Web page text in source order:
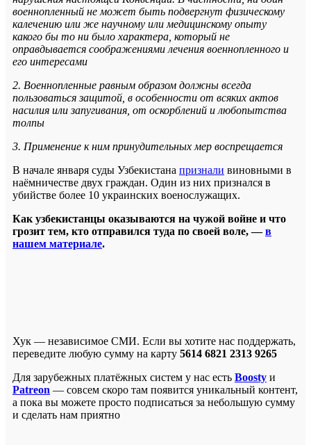
военнопленный не может быть подвергнут физическому
калечению или же научному или медицинскому опыту
какого бы то ни было характера, который не
оправдывается соображениями лечения военнопленного и
его интересами
2. Военнопленные равным образом должны всегда
пользоваться защитой, в особенности от всяких актов
насилия или запугивания, от оскорблений и любопытства
толпы
3. Применение к ним принудительных мер воспрещается
В начале января суды Узбекистана признали виновными в
наёмничестве двух граждан. Один из них признался в
убийстве более 10 украинских военослужащих.
Как узбекистанцы оказываются на чужой войне и что
грозит тем, кто отправился туда по своей воле, —в
нашем материале.
Хук — независимое СМИ. Если вы хотите нас поддержать,
переведите любую сумму на карту 5614 6821 2313 9265
Для зарубежных платёжных систем у нас есть Boosty и
Patreon — совсем скоро там появится уникальный контент,
а пока вы можете просто подписаться за небольшую сумму
и сделать нам приятно